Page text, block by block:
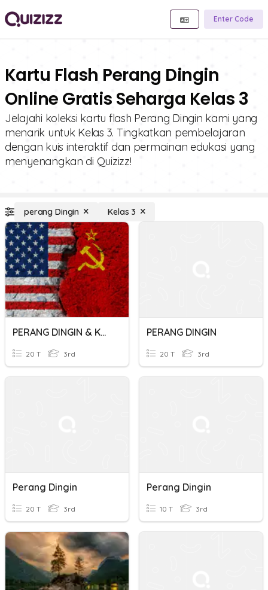
Enter Code
Kartu Flash Perang Dingin
Online Gratis Seharga Kelas 3
Jelajahi koleksi kartu flash Perang Dingin kami yang
menarik untuk Kelas 3. Tingkatkan pembelajaran
dengan kuis interaktif dan permainan edukasi yang
menyenangkan di Quizizz!
perang Dingin Kelas 3
PERANG DINGIN & KONFLIK KONTEMPORER
20 T 3rd
PERANG DINGIN
20 T 3rd
Perang Dingin
20 T 3rd
Perang Dingin
10 T 3rd